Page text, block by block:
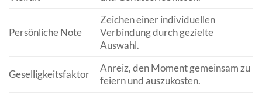
Persönliche Note
Zeichen einer individuellen
Verbindung durch gezielte
Auswahl.
Geselligkeitsfaktor
Anreiz, den Moment gemeinsam zu
feiern und auszukosten.